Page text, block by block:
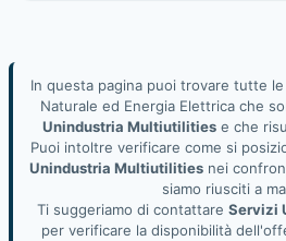
In questa pagina puoi trovare tutte
Naturale ed Energia Elettrica che
Unindustria Multiutilities e che
Puoi intoltre verificare come si
Unindustria Multiutilitiesnei
siamo riusciti a
Ti suggeriamo di contattare Servizi
per verificare la disponibilità